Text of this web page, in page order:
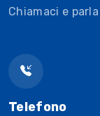
Chiamaci e
Telefono